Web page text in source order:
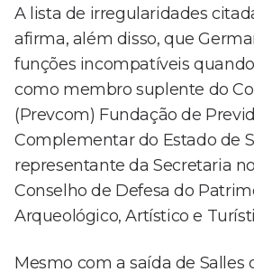
A lista de irregularidades
afirma, além disso, que
funções incompatíveis
como membro suplente do
(Prevcom) Fundação de
Complementar do Estado de
representante da Secretaria
Conselho de Defesa do
Arqueológico, Artístico e
Mesmo com a saída de Salles